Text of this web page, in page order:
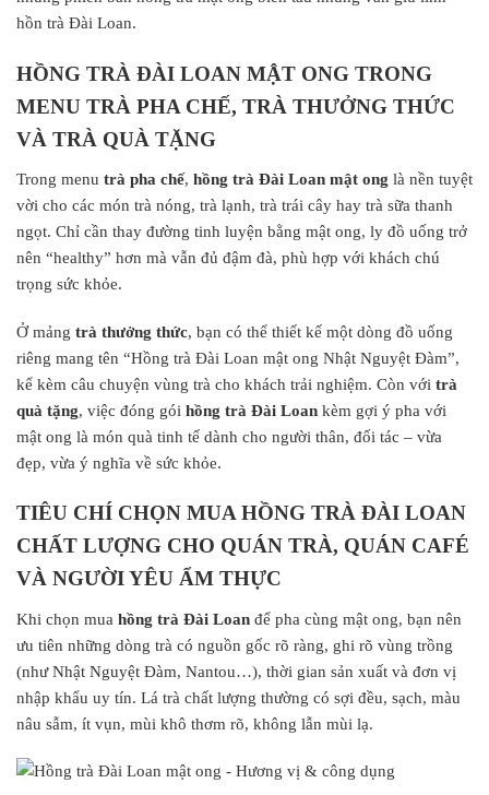
hồn trà Đài Loan.
HỒNG TRÀ ĐÀI LOAN MẬT ONG TRONG
MENU TRÀ PHA CHẾ, TRÀ THƯỞNG THỨC
VÀ TRÀ QUÀ TẶNG
Trong menu trà pha chế, hồng trà Đài Loan mật ong là nền tuyệt
vời cho các món trà nóng, trà lạnh, trà trái cây hay trà sữa thanh
ngọt. Chỉ cần thay đường tinh luyện bằng mật ong, ly đồ uống trở
nên “healthy” hơn mà vẫn đủ đậm đà, phù hợp với khách chú
trọng sức khỏe.
Ở mảng trà thưởng thức, bạn có thể thiết kế một dòng đồ uống
riêng mang tên “Hồng trà Đài Loan mật ong Nhật Nguyệt Đàm”,
kể kèm câu chuyện vùng trà cho khách trải nghiệm. Còn với trà
quà tặng, việc đóng gói hồng trà Đài Loan kèm gợi ý pha với
mật ong là món quà tinh tế dành cho người thân, đối tác – vừa
đẹp, vừa ý nghĩa về sức khỏe.
TIÊU CHÍ CHỌN MUA HỒNG TRÀ ĐÀI LOAN
CHẤT LƯỢNG CHO QUÁN TRÀ, QUÁN CAFÉ
VÀ NGƯỜI YÊU ẨM THỰC
Khi chọn mua hồng trà Đài Loan để pha cùng mật ong, bạn nên
ưu tiên những dòng trà có nguồn gốc rõ ràng, ghi rõ vùng trồng
(như Nhật Nguyệt Đàm, Nantou…), thời gian sản xuất và đơn vị
nhập khẩu uy tín. Lá trà chất lượng thường có sợi đều, sạch, màu
nâu sẫm, ít vụn, mùi khô thơm rõ, không lẫn mùi lạ.